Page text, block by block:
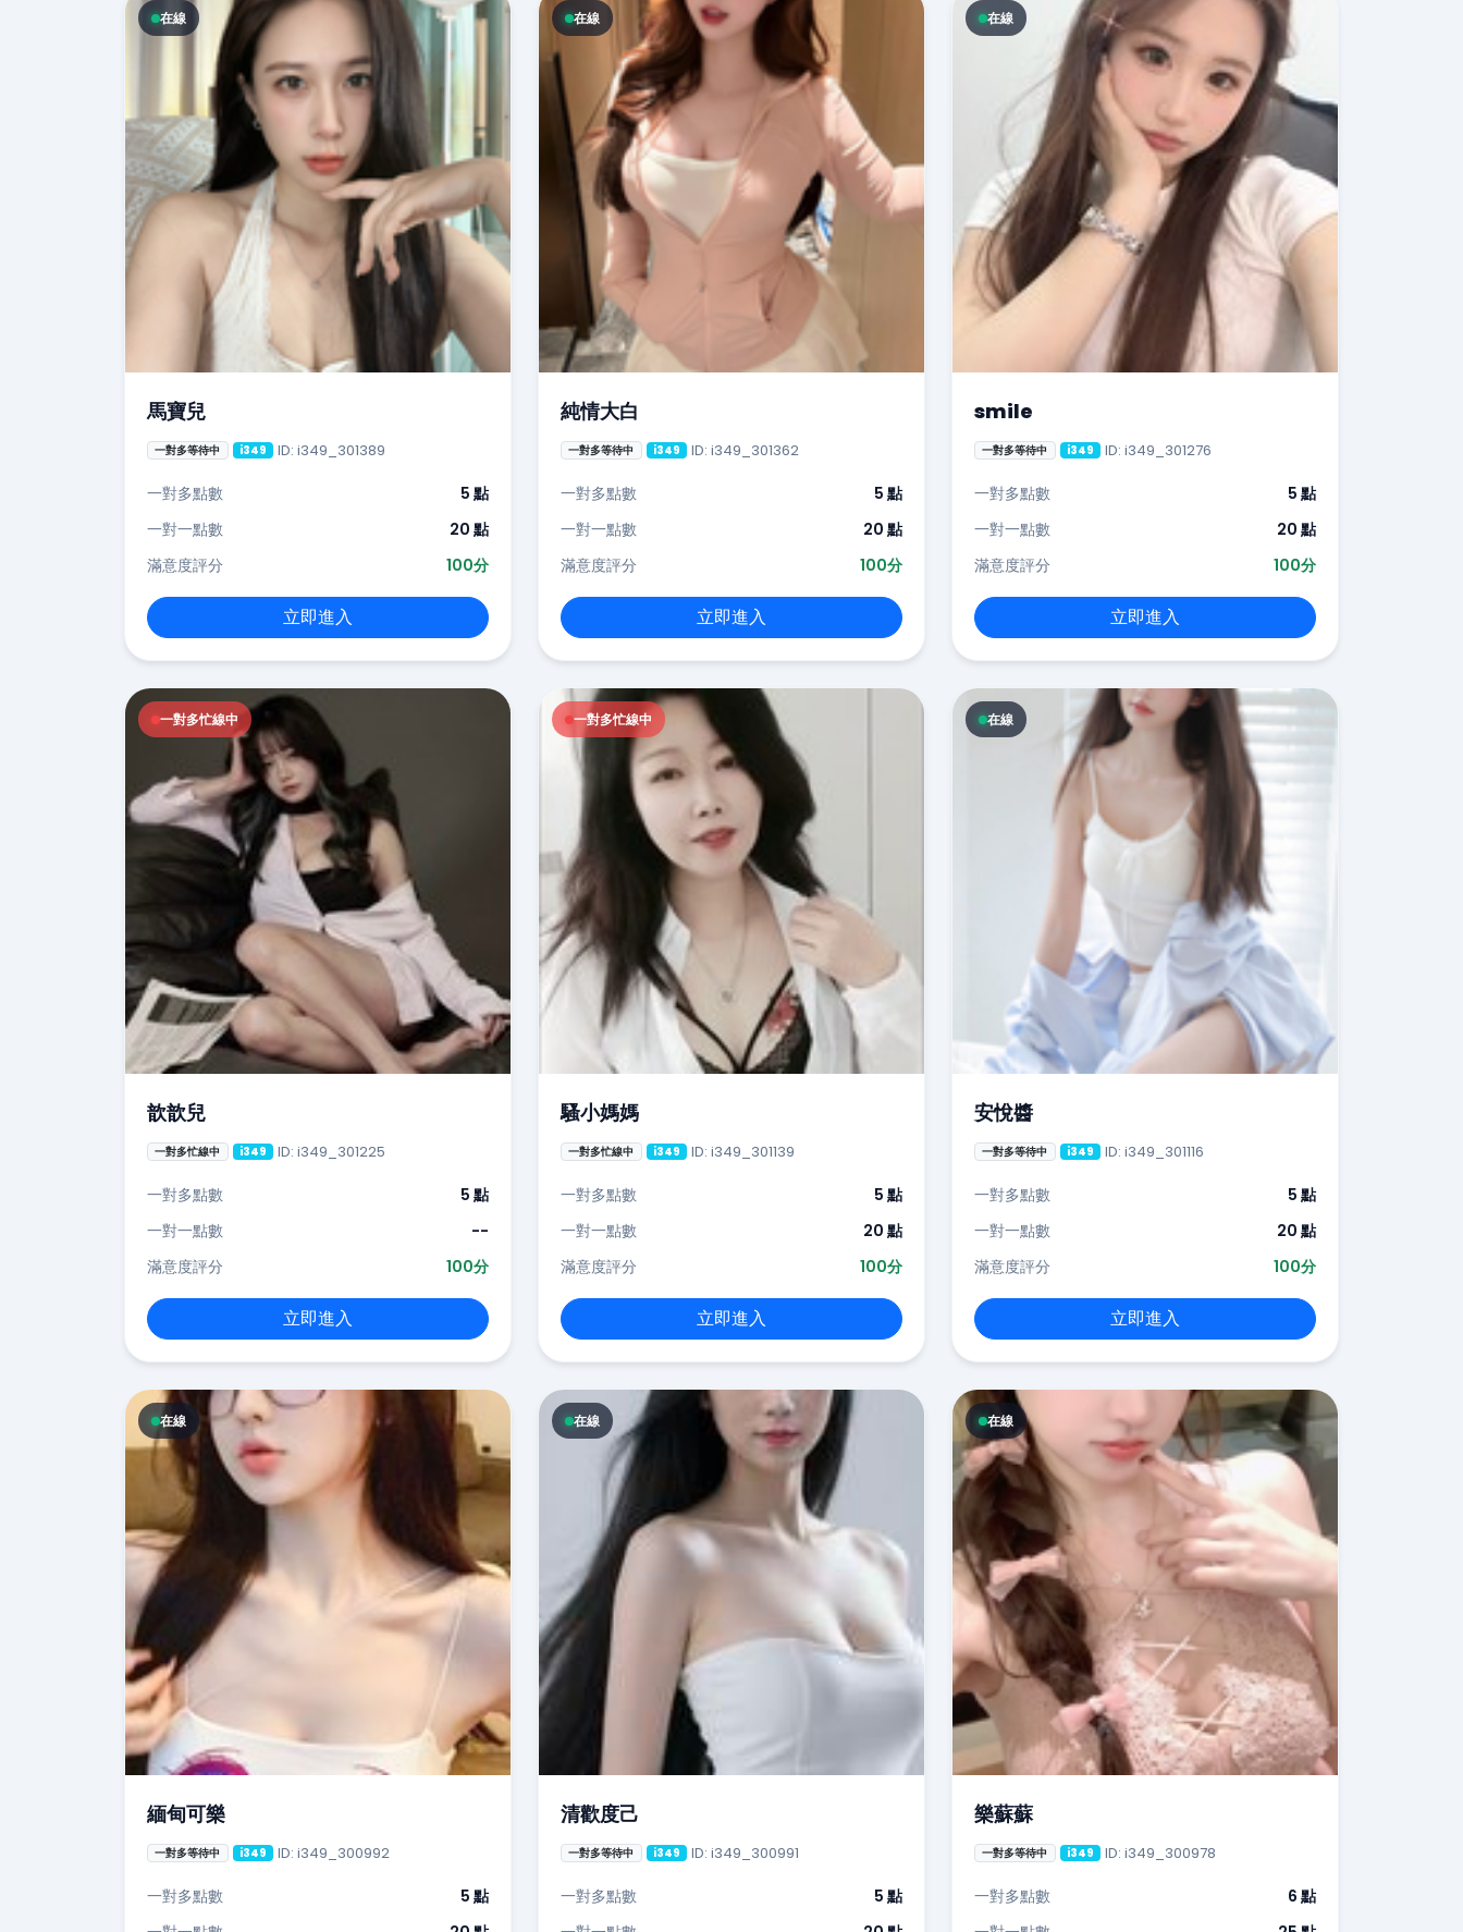
在線
馬寶兒
一對多等待中 i349 ID: i349_301389
一對多點數
5 點
一對一點數
20 點
滿意度評分
100分
立即進入
在線
純情大白
一對多等待中 i349 ID: i349_301362
一對多點數
5 點
一對一點數
20 點
滿意度評分
100分
立即進入
在線
smile
一對多等待中 i349 ID: i349_301276
一對多點數
5 點
一對一點數
20 點
滿意度評分
100分
立即進入
一對多忙線中
歆歆兒
一對多忙線中 i349 ID: i349_301225
一對多點數
5 點
一對一點數
--
滿意度評分
100分
立即進入
一對多忙線中
騷小媽媽
一對多忙線中 i349 ID: i349_301139
一對多點數
5 點
一對一點數
20 點
滿意度評分
100分
立即進入
在線
安悅醬
一對多等待中 i349 ID: i349_301116
一對多點數
5 點
一對一點數
20 點
滿意度評分
100分
立即進入
在線
緬甸可樂
一對多等待中 i349 ID: i349_300992
一對多點數
5 點
在線
清歡度己
一對多等待中 i349 ID: i349_300991
一對多點數
5 點
在線
樂蘇蘇
一對多等待中 i349 ID: i349_300978
一對多點數
6 點